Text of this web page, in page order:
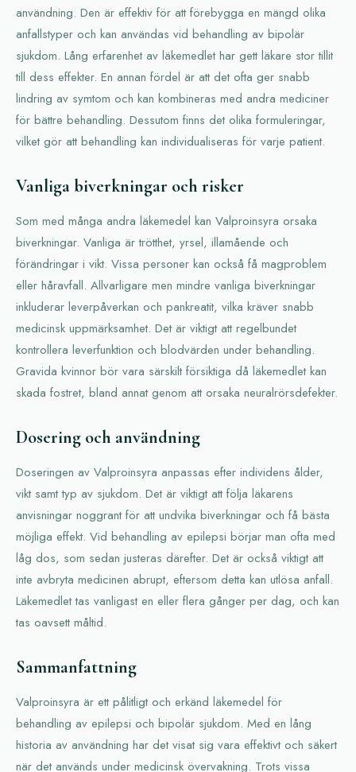
användning. Den är effektiv för att förebygga en mängd olika
anfallstyper och kan användas vid behandling av bipolär
sjukdom. Lång erfarenhet av läkemedlet har gett läkare stor tillit
till dess effekter. En annan fördel är att det ofta ger snabb
lindring av symtom och kan kombineras med andra mediciner
för bättre behandling. Dessutom finns det olika formuleringar,
vilket gör att behandling kan individualiseras för varje patient.
Vanliga biverkningar och risker
Som med många andra läkemedel kan Valproinsyra orsaka
biverkningar. Vanliga är trötthet, yrsel, illamående och
förändringar i vikt. Vissa personer kan också få magproblem
eller håravfall. Allvarligare men mindre vanliga biverkningar
inkluderar leverpåverkan och pankreatit, vilka kräver snabb
medicinsk uppmärksamhet. Det är viktigt att regelbundet
kontrollera leverfunktion och blodvärden under behandling.
Gravida kvinnor bör vara särskilt försiktiga då läkemedlet kan
skada fostret, bland annat genom att orsaka neuralrörsdefekter.
Dosering och användning
Doseringen av Valproinsyra anpassas efter individens ålder,
vikt samt typ av sjukdom. Det är viktigt att följa läkarens
anvisningar noggrant för att undvika biverkningar och få bästa
möjliga effekt. Vid behandling av epilepsi börjar man ofta med
låg dos, som sedan justeras därefter. Det är också viktigt att
inte avbryta medicinen abrupt, eftersom detta kan utlösa anfall.
Läkemedlet tas vanligast en eller flera gånger per dag, och kan
tas oavsett måltid.
Sammanfattning
Valproinsyra är ett pålitligt och erkänd läkemedel för
behandling av epilepsi och bipolär sjukdom. Med en lång
historia av användning har det visat sig vara effektivt och säkert
när det används under medicinsk övervakning. Trots vissa